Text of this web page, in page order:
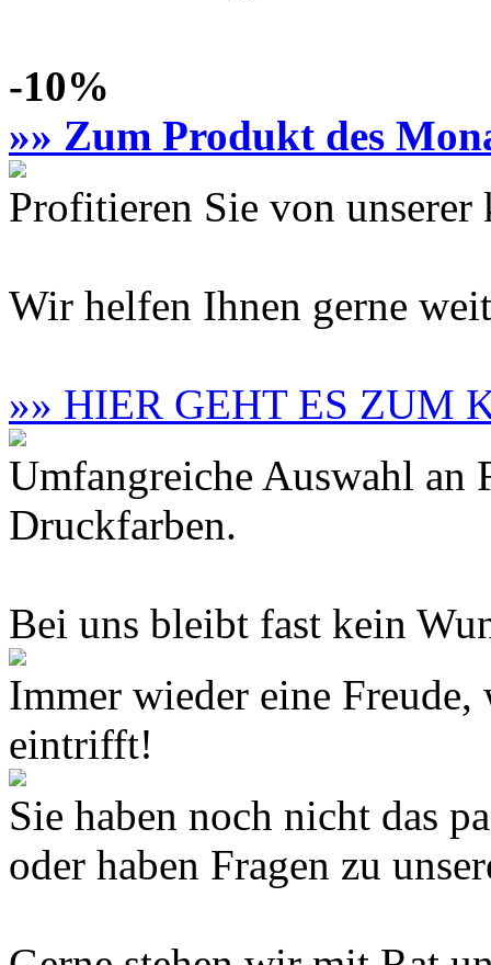
-10%
»» Zum Produkt des
Profitieren Sie von unserer
Wir helfen Ihnen gerne
»» HIER GEHT ES ZUM
Umfangreiche Auswahl an
Druckfarben.
Bei uns bleibt fast kein
Immer wieder eine
eintrifft!
Sie haben noch nicht das
oder haben Fragen zu